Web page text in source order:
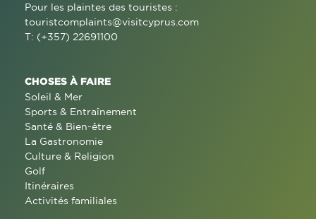
Pour les plaintes des touristes :
touristcomplaints@visitcyprus.com
T: (+357) 22691100
CHOSES À FAIRE
Soleil & Mer
Sports & Entraînement
Santé & Bien-être
La Gastronomie
Culture & Religion
Golf
Itinéraires
Activités familiales